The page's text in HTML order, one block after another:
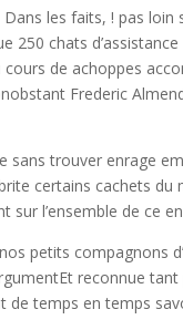
les faits, ! pas
250 chats
de achoppes
Frederic
sans trouver enrage
certains cachets
sur l’ensemble de ce
petits compagnons
reconnue
de temps en temps